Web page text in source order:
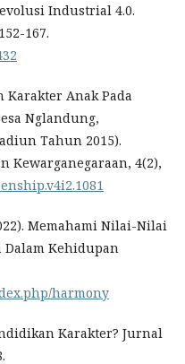
Industrial 4.0.
167.
Karakter Anak Pada
Nglandung,
Tahun 2015).
Kewarganegaraan, 4(2),
Memahami Nilai-Nilai
Dalam Kehidupan
harmony
Karakter? Jurnal